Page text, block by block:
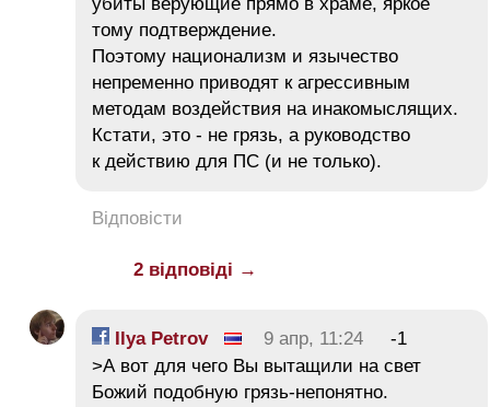
тому подтверждение.
Поэтому национализм и язычество
непременно приводят к агрессивным
методам воздействия на инакомыслящих.
Кстати, это - не грязь, а руководство
к действию для ПС (и не только).
Відповісти
2 відповіді →
Ilya Petrov 9 апр, 11:24
-1
>А вот для чего Вы вытащили на свет
Божий подобную грязь-непонятно.